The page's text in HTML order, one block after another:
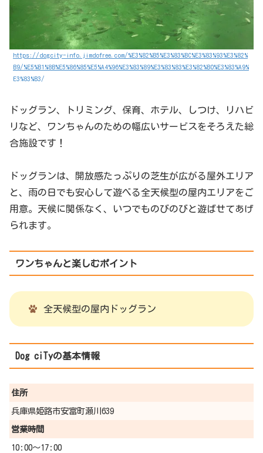
https://dogcity-info.jimdofree.com/%E3%82%B5%E3%83%BC%E3%83%93%E3%82%
B9/%E5%B1%8B%E5%86%85%E5%A4%96%E3%83%89%E3%83%83%E3%82%B0%E3%83%A9%
E3%83%B3/
ドッグラン、トリミング、保育、ホテル、しつけ、リハビ
リなど、ワンちゃんのための幅広いサービスをそろえた総
合施設です！
ドッグランは、開放感たっぷりの芝生が広がる屋外エリア
と、雨の日でも安心して遊べる全天候型の屋内エリアをご
用意。天候に関係なく、いつでものびのびと遊ばせてあげ
られます。
ワンちゃんと楽しむポイント
全天候型の屋内ドッグラン
Dog ciTyの基本情報
住所
兵庫県姫路市安富町瀬川639
営業時間
10:00～17:00